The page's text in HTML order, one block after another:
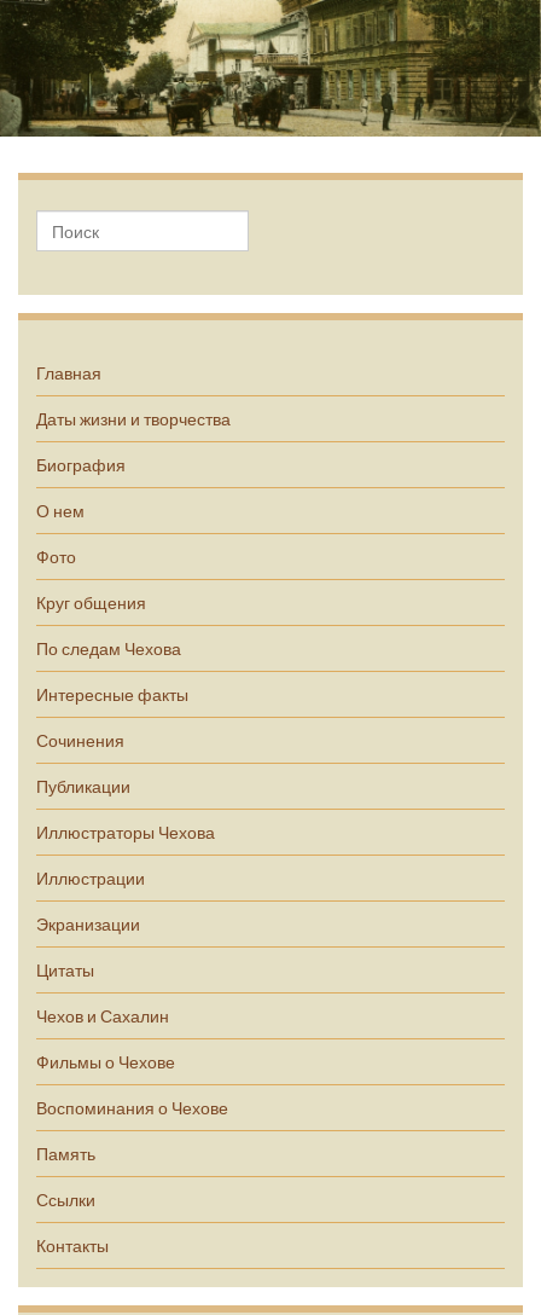
Главная
Даты жизни и творчества
Биография
О нем
Фото
Круг общения
По следам Чехова
Интересные факты
Сочинения
Публикации
Иллюстраторы Чехова
Иллюстрации
Экранизации
Цитаты
Чехов и Сахалин
Фильмы о Чехове
Воспоминания о Чехове
Память
Ссылки
Контакты